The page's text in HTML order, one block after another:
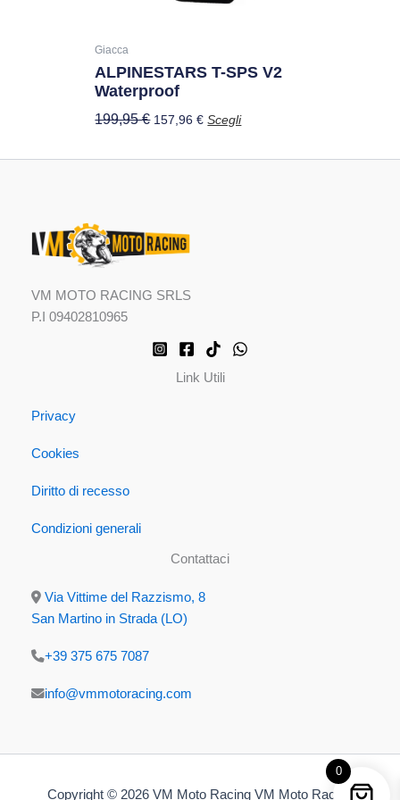
Giacca
ALPINESTARS T-SPS V2
Waterproof
199,95€ 157,96€ Scegli
pagina
prodotto
VM MOTO RACING SRLS
P.I 09402810965
Link Utili
Privacy
Cookies
Diritto di recesso
Condizioni generali
Contattaci
Via Vittime del Razzismo, 8
San Martino in Strada (LO)
+39 375 675 7087
info@vmmotoracing.com
Copyright © 2026 VM Moto Racing VM Moto Racing
0